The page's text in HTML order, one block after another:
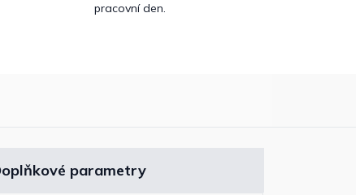
pracovní den.
parametry